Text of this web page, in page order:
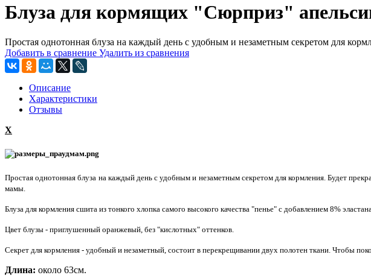
Блуза для кормящих "Сюрприз"
Простая однотонная блуза на каждый день с удобным и незаметным секретом для
Добавить в сравнение Удалить из сравнения
Описание
Характеристики
Отзывы
X
Простая однотонная блуза на каждый день с удобным и незаметным секретом для кормления. Будет
мамы.
Блуза для кормления сшита из тонкого хлопка самого высокого качества "пенье" с добавлением 8%
Цвет блузы - приглушенный оранжевый, без "кислотных" оттенков.
Секрет для кормления - удобный и незаметный, состоит в перекрещивании двух полотен ткани. Чтобы
Длина: около 63см.